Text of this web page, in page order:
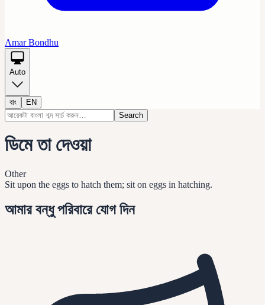
Amar Bondhu
Auto
বাং
EN
Search
ডিমে তা দেওয়া
Other
Sit upon the eggs to hatch them; sit on eggs in hatching.
আমার বন্ধু পরিবারে যোগ দিন